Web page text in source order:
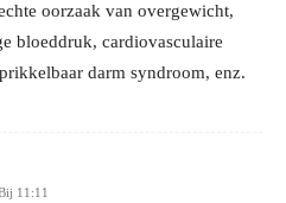
oorzaak van overgewicht,
bloeddruk, cardiovasculaire
darm syndroom, enz.
11:11